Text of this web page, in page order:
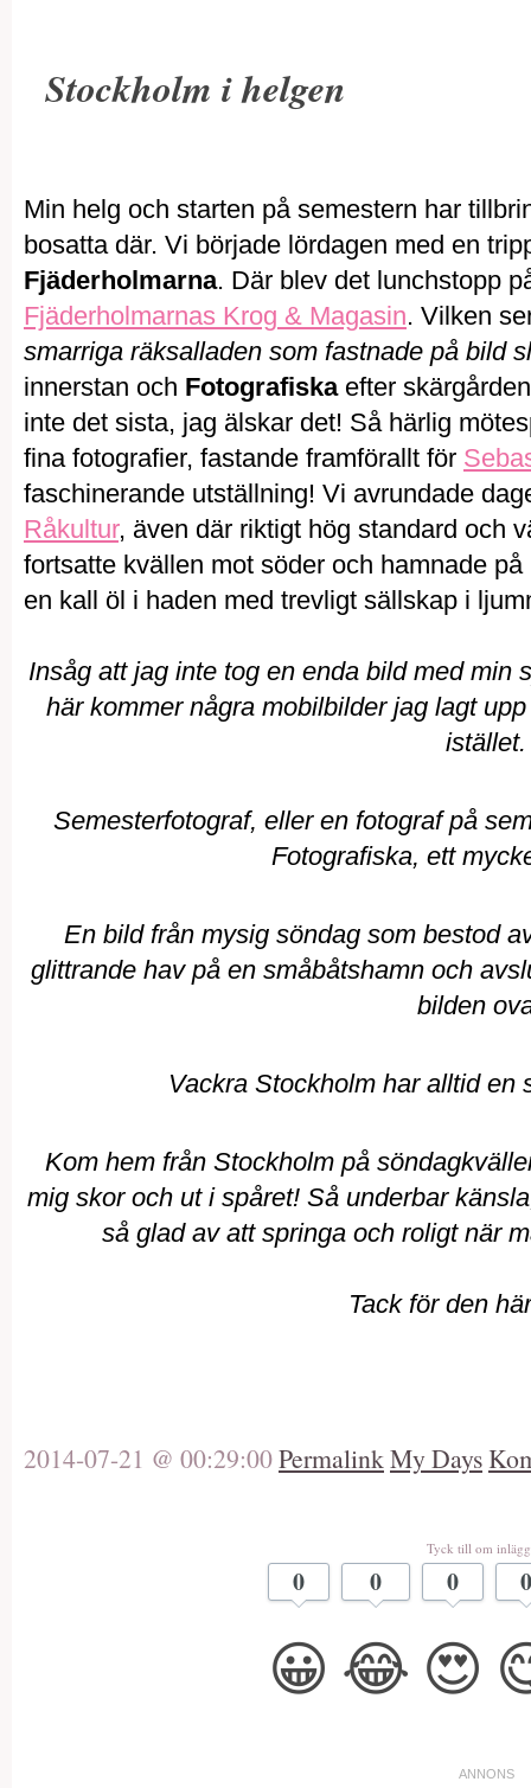
Stockholm i helgen
Min helg och starten på semestern har
bosatta där. Vi började lördagen med en
Fjäderholmarna. Där blev det lunchstopp
Fjäderholmarnas Krog & Magasin. Vilken
smarriga räksalladen som fastnade på bild
innerstan och Fotografiskaefter
inte det sista, jag älskar det! Så härlig
fina fotografier, fastande framförallt för
faschinerande utställning! Vi avrundade
Råkultur, även där riktigt hög standard och
fortsatte kvällen mot söder och hamnade
en kall öl i haden med trevligt sällskap i
Insåg att jag inte tog en enda bild med min
här kommer några mobilbilder jag lagt
istället.
Semesterfotograf, eller en fotograf på
Fotografiska, ett
En bild från mysig söndag som bestod
glittrande hav på en småbåtshamn och
bilden
Vackra Stockholm har alltid en
Kom hem från Stockholm på
mig skor och ut i spåret! Så underbar
så glad av att springa och roligt när
Tack för den
2014-07-21 @ 00:29:00PermalinkMy Days
Tyck till om
0
😀
0
😂
0
😍
0